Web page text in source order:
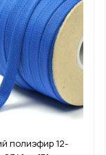
полиэфир 12-